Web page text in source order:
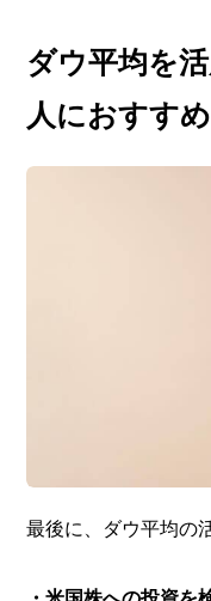
ダウ平均を
人におすすめ
最後に、ダウ平均の